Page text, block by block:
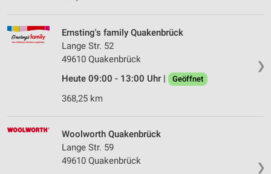
❯
Ernsting's family Quakenbrück
Lange Str. 52
49610 Quakenbrück
Heute 09:00 - 13:00 Uhr |
Geöffnet
368,25 km
❯
Woolworth Quakenbrück
Lange Str. 59
49610 Quakenbrück